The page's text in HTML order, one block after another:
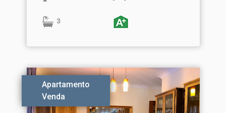
3
Apartamento
Venda